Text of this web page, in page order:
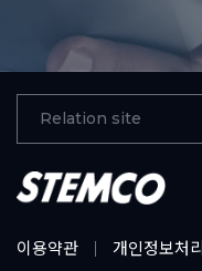
이용약관 개인정보처
Relation site